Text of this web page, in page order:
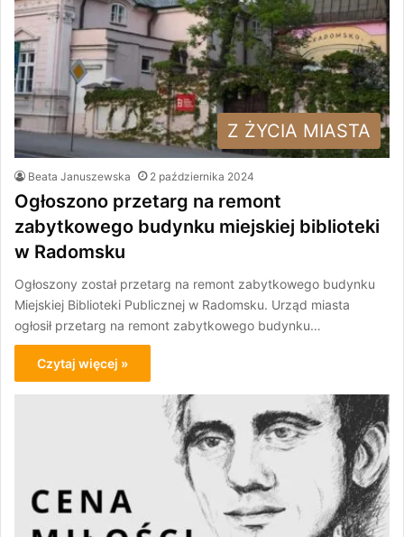
Z ŻYCIA MIASTA
Beata Januszewska 2 października 2024
Ogłoszono przetarg na remont
zabytkowego budynku miejskiej biblioteki
w Radomsku
Ogłoszony został przetarg na remont zabytkowego budynku
Miejskiej Biblioteki Publicznej w Radomsku. Urząd miasta
ogłosił przetarg na remont zabytkowego budynku…
Czytaj więcej »